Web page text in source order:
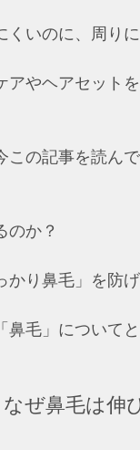
くいのに、周り
アやヘアセット
この記事を読ん
のか？
かり鼻毛」を防
鼻毛」について
ぜ鼻毛は伸